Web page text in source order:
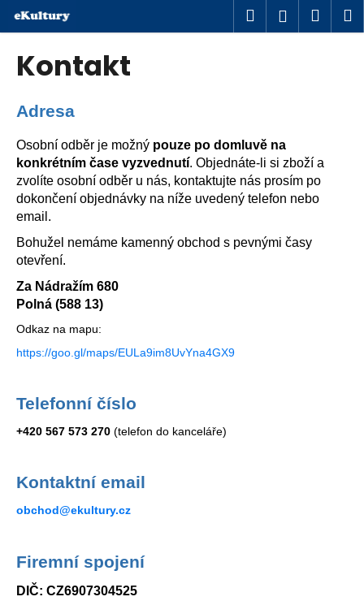
Přejít
obsah
Hledat
Kontakt
Adresa
Osobní odběr je možný pouze po domluvě na
konkrétním čase vyzvednutí. Objednáte-li si zboží a
zvolíte osobní odběr u nás, kontaktujte nás prosím po
dokončení objednávky na níže uvedený telefon nebo
email.
Bohužel nemáme kamenný obchod s pevnými časy
otevření.
Za Nádražím 680
Polná (588 13)
Odkaz na mapu:
https://goo.gl/maps/EULa9im8UvYna4GX9
Telefonní číslo
+420 567 573 270 (telefon do kanceláře)
Kontaktní email
obchod@ekultury.cz
Firemní spojení
DIČ: CZ6907304525
o
o
o
t
ř
e
b
u
j
e
t
e
n
j
í